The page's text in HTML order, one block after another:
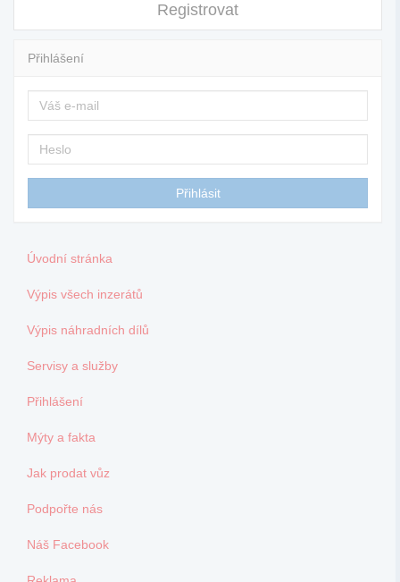
Registrovat
Přihlášení
Úvodní stránka
Výpis všech inzerátů
Výpis náhradních dílů
Servisy a služby
Přihlášení
Mýty a fakta
Jak prodat vůz
Podpořte nás
Náš Facebook